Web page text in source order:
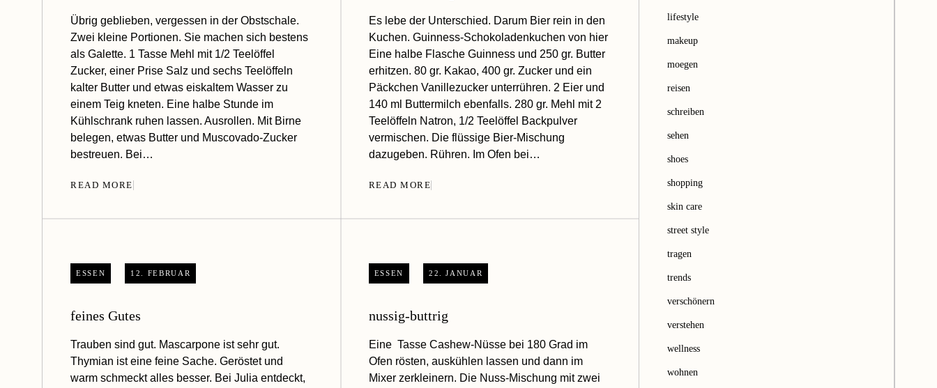
Übrig geblieben, vergessen in der Obstschale.
Zwei kleine Portionen. Sie machen sich bestens
als Galette. 1 Tasse Mehl mit 1/2 Teelöffel
Zucker, einer Prise Salz und sechs Teelöffeln
kalter Butter und etwas eiskaltem Wasser zu
einem Teig kneten. Eine halbe Stunde im
Kühlschrank ruhen lassen. Ausrollen. Mit Birne
belegen, etwas Butter und Muscovado-Zucker
bestreuen. Bei…
READ MORE
Es lebe der Unterschied. Darum Bier rein in den
Kuchen. Guinness-Schokoladenkuchen von hier
Eine halbe Flasche Guinness und 250 gr. Butter
erhitzen. 80 gr. Kakao, 400 gr. Zucker und ein
Päckchen Vanillezucker unterrühren. 2 Eier und
140 ml Buttermilch ebenfalls. 280 gr. Mehl mit 2
Teelöffeln Natron, 1/2 Teelöffel Backpulver
vermischen. Die flüssige Bier-Mischung
dazugeben. Rühren. Im Ofen bei…
READ MORE
12. FEBRUAR
ESSEN
feines Gutes
Trauben sind gut. Mascarpone ist sehr gut.
Thymian ist eine feine Sache. Geröstet und
warm schmeckt alles besser. Bei Julia entdeckt,
22. JANUAR
ESSEN
nussig-buttrig
Eine Tasse Cashew-Nüsse bei 180 Grad im
Ofen rösten, auskühlen lassen und dann im
Mixer zerkleinern. Die Nuss-Mischung mit zwei
lifestyle
makeup
moegen
reisen
schreiben
sehen
shoes
shopping
skin care
street style
tragen
trends
verschönern
verstehen
wellness
wohnen